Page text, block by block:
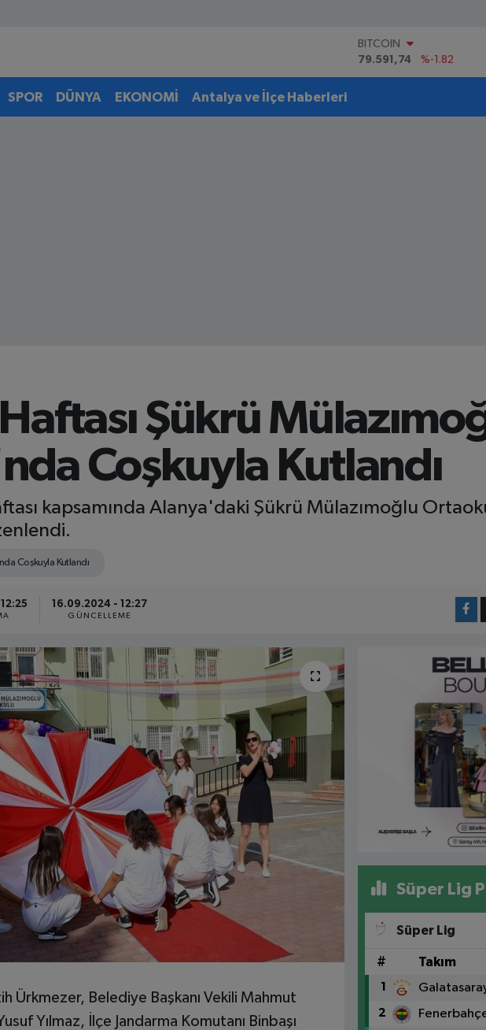
DOLAR
45,43620
%0.02
EURO
SPOR DÜNYA EKONOMİ Antalya ve İlçe Haberleri
Şükrü
Coşkuyla Kutlandı
kapsamında Alanya'daki Şükrü Mülazımoğlu
Coşkuyla Kutlandı
16.09.2024 - 12:27
GÜNCELLEME
Ürkmezer, Belediye Başkanı Vekili Mahmut
Yılmaz, İlçe Jandarma Komutanı Binbaşı
Süper Lig
Süper Lig
# Takım
1
2